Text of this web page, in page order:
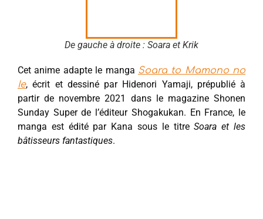
De gauche à droite : Soara et Krik
Cet anime adapte le manga Soara to Mamono no
Ie, écrit et dessiné par Hidenori Yamaji, prépublié à
partir de novembre 2021 dans le magazine Shonen
Sunday Super de l’éditeur Shogakukan. En France, le
manga est édité par Kana sous le titreSoara et les
bâtisseurs fantastiques.